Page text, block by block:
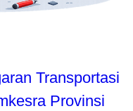
Transportasi
Provinsi